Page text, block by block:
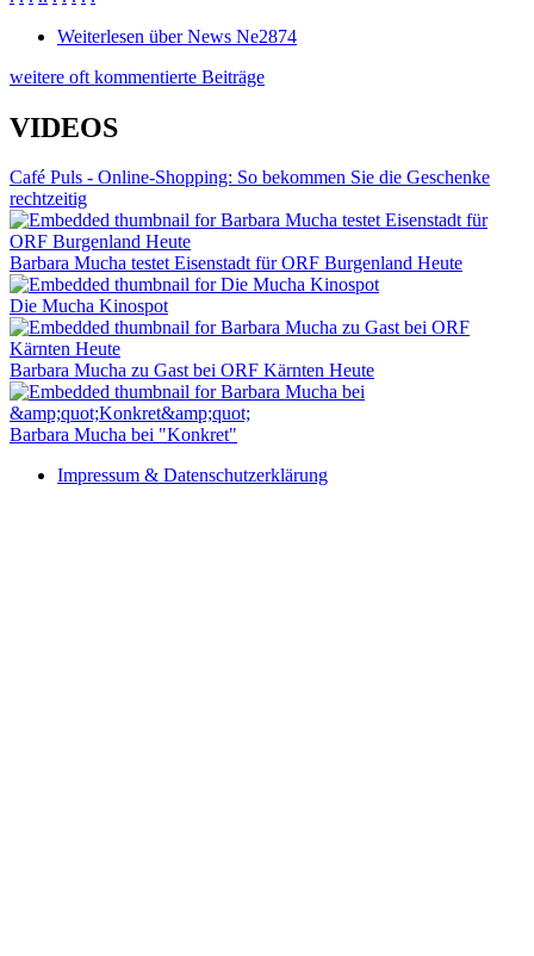
Weiterlesen über News Ne2874
weitere oft kommentierte Beiträge
VIDEOS
Café Puls - Online-Shopping: So bekommen Sie die Geschenke
rechtzeitig
Barbara Mucha testet Eisenstadt für ORF Burgenland Heute
Die Mucha Kinospot
Barbara Mucha zu Gast bei ORF Kärnten Heute
Barbara Mucha bei "Konkret"
Impressum & Datenschutzerklärung